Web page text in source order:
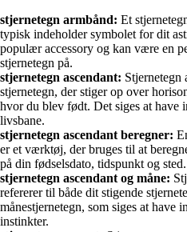
stjernetegn armbånd: Et
typisk indeholder symbolet for dit
populær accessory og kan være en
stjernetegn på.
stjernetegn ascendant: Stjernetegn
stjernetegn, der stiger op over
hvor du blev født. Det siges at have
livsbane.
stjernetegn ascendant beregner:
er et værktøj, der bruges til at
på din fødselsdato, tidspunkt og sted.
stjernetegn ascendant og måne:
refererer til både dit stigende
månestjernetegn, som siges at have
instinkter.